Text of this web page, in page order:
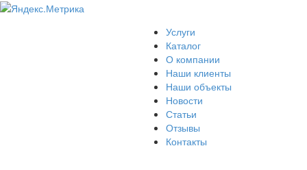
Услуги
Каталог
О компании
Наши клиенты
Наши объекты
Новости
Статьи
Отзывы
Контакты